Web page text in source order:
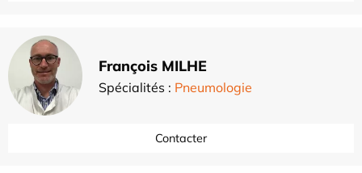
François MILHE
Spécialités : Pneumologie
Contacter